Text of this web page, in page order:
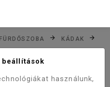
FÜRDŐSZOBA
KÁDAK
CSAPTELEPPEL
használunk,